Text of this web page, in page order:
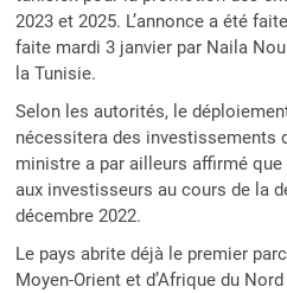
2023 et 2025. L’annonce a été
faite mardi 3 janvier par Naila
la Tunisie.
Selon les autorités, le
nécessitera des investissements
ministre a par ailleurs affirmé
aux investisseurs au cours de la
décembre 2022.
Le pays abrite déjà le premier
Moyen-Orient et d’Afrique du